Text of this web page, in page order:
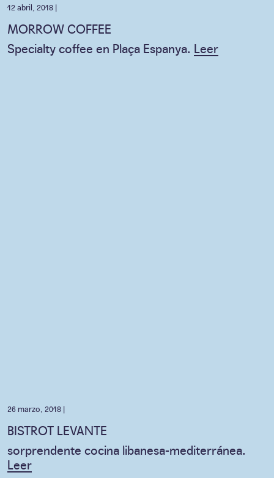
12 abril, 2018 |
MORROW COFFEE
Specialty coffee en Plaça Espanya. Leer
26 marzo, 2018 |
BISTROT LEVANTE
sorprendente cocina libanesa-mediterránea.
Leer